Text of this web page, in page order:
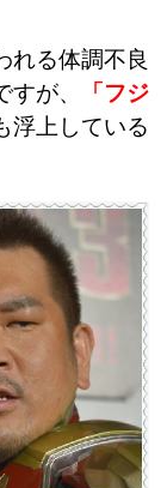
れる体調不良
すが、
「フジ
浮上している